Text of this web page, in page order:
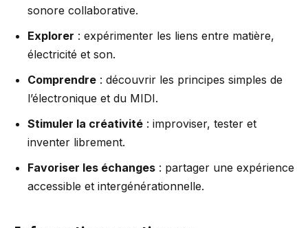
sonore collaborative.
Explorer : expérimenter les liens entre matière,
électricité et son.
Comprendre : découvrir les principes simples de
l’électronique et du MIDI.
Stimuler la créativité : improviser, tester et
inventer librement.
Favoriser les échanges : partager une expérience
accessible et intergénérationnelle.